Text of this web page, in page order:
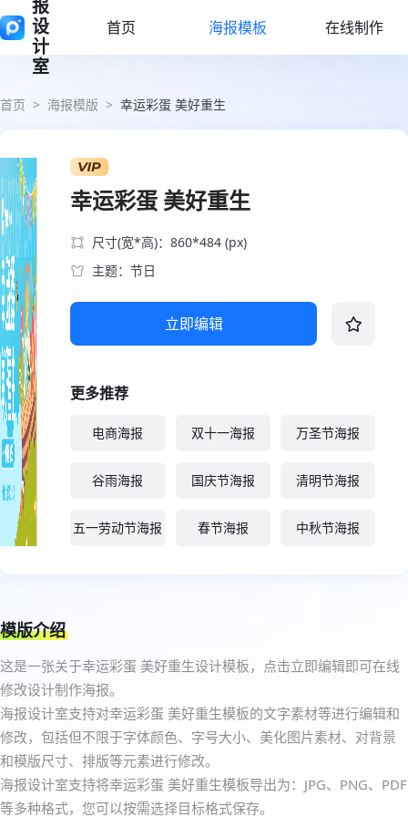
报
设
计
室
首页 海报模板 在线制作
首页 > 海报模版 > 幸运彩蛋 美好重生
幸运彩蛋 美好重生
尺寸(宽*高)：860*484 (px)
主题：节日
立即编辑
更多推荐
电商海报 双十一海报 万圣节海报
谷雨海报 国庆节海报 清明节海报
五一劳动节海报 春节海报 中秋节海报
模版介绍
这是一张关于幸运彩蛋 美好重生设计模板，点击立即编辑即可在线
修改设计制作海报。
海报设计室支持对幸运彩蛋 美好重生模板的文字素材等进行编辑和
修改，包括但不限于字体颜色、字号大小、美化图片素材、对背景
和模版尺寸、排版等元素进行修改。
海报设计室支持将幸运彩蛋 美好重生模板导出为：JPG、PNG、PDF
等多种格式，您可以按需选择目标格式保存。